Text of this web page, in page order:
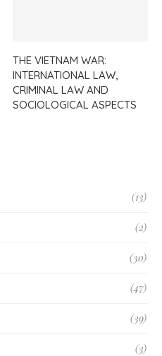
THE VIETNAM WAR:
INTERNATIONAL LAW,
CRIMINAL LAW AND
SOCIOLOGICAL ASPECTS
(13)
(2)
(30)
(47)
(39)
(3)